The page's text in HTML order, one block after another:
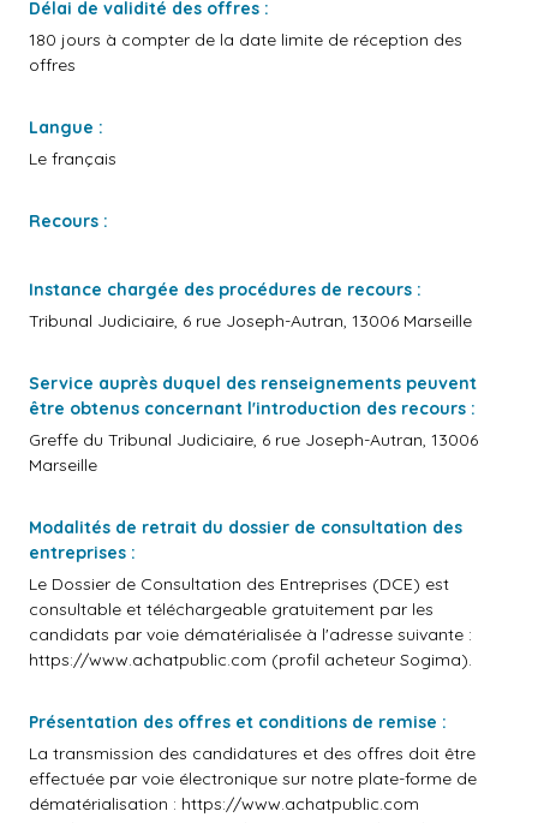
Délai de validité des offres :
180 jours à compter de la date limite de réception des
offres
Langue :
Le français
Recours :
Instance chargée des procédures de recours :
Tribunal Judiciaire, 6 rue Joseph-Autran, 13006 Marseille
Service auprès duquel des renseignements peuvent
être obtenus concernant l'introduction des recours :
Greffe du Tribunal Judiciaire, 6 rue Joseph-Autran, 13006
Marseille
Modalités de retrait du dossier de consultation des
entreprises :
Le Dossier de Consultation des Entreprises (DCE) est
consultable et téléchargeable gratuitement par les
candidats par voie dématérialisée à l'adresse suivante :
https://www.achatpublic.com (profil acheteur Sogima).
Présentation des offres et conditions de remise :
La transmission des candidatures et des offres doit être
effectuée par voie électronique sur notre plate-forme de
dématérialisation : https://www.achatpublic.com